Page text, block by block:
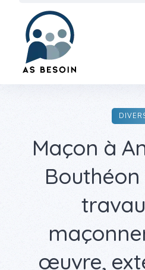
Maçon à
Bouthéon
œuvre,